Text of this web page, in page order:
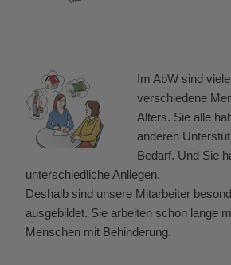
Im AbW sind viele
verschiedene
Alters. Sie alle
anderen
Bedarf. Und Sie
unterschiedliche Anliegen.
Deshalb sind unsere Mitarbeiter
ausgebildet. Sie arbeiten schon lange
Menschen mit Behinderung.